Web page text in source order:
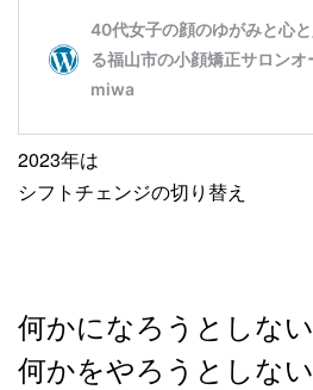
2023年は
シフトチェンジの切り替え
何かになろうとしない
何かをやろうとしない